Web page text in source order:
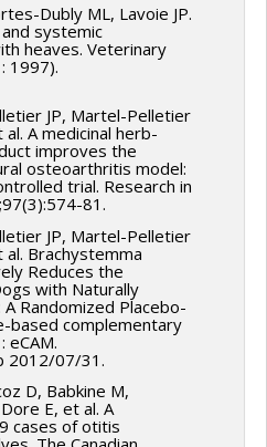
Dubly ML, Lavoie JP.
systemic
heaves. Veterinary
1997).
JP, Martel-Pelletier
al. A medicinal herb-
improves the
osteoarthritis model:
trial. Research in
81.
JP, Martel-Pelletier
al. Brachystemma
Reduces the
with Naturally
Randomized Placebo-
based complementary
eCAM.
2012/07/31.
D, Babkine M,
E, et al. A
cases of otitis